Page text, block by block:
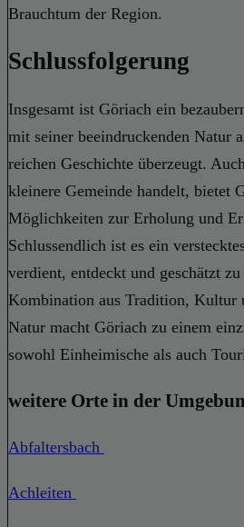
Brauchtum der Region.
Schlussfolgerung
Insgesamt ist Göriach ein
mit seiner beeindruckenden Natur
reichen Geschichte überzeugt.
kleinere Gemeinde handelt, bietet
Möglichkeiten zur Erholung und
Schlussendlich ist es ein
verdient, entdeckt und geschätzt
Kombination aus Tradition, Kultur
Natur macht Göriach zu einem
sowohl Einheimische als auch
weitere Orte in der
Abfaltersbach
Achleiten